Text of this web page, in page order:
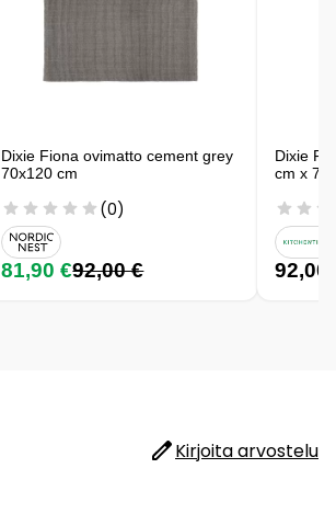
Dixie Fiona ovimatto cement grey
70x120 cm
(0)
81,90 €92,00 €
Dixie
cm x 70
92,00
Kirjoita arvostelu